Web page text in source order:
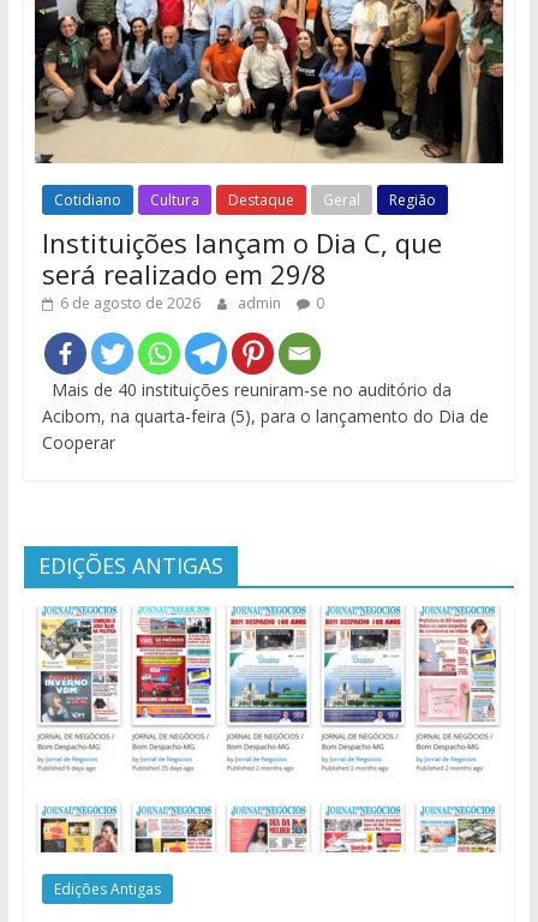
Cotidiano Cultura Destaque Geral Região
Instituições lançam o Dia C, que
será realizado em 29/8
6 de agosto de 2026 admin 0
Mais de 40 instituições reuniram-se no auditório da
Acibom, na quarta-feira (5), para o lançamento do Dia de
Cooperar
EDIÇÕES ANTIGAS
Edições Antigas